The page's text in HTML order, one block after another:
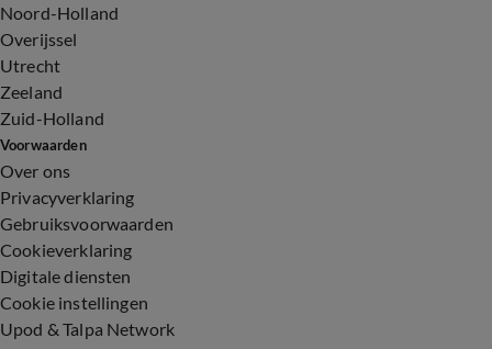
Noord-Holland
Overijssel
Utrecht
Zeeland
Zuid-Holland
Voorwaarden
Over ons
Privacyverklaring
Gebruiksvoorwaarden
Cookieverklaring
Digitale diensten
Cookie instellingen
Upod & Talpa Network